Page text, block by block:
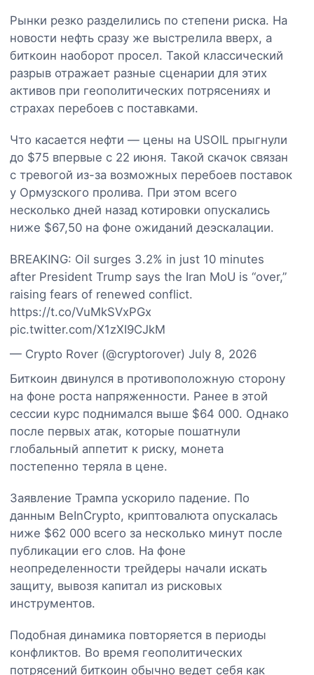
Рынки резко разделились по степени риска. На
новости нефть сразу же выстрелила вверх, а
биткоин наоборот просел. Такой классический
разрыв отражает разные сценарии для этих
активов при геополитических потрясениях и
страхах перебоев с поставками.
Что касается нефти — цены на USOIL прыгнули
до $75 впервые с 22 июня. Такой скачок связан
с тревогой из-за возможных перебоев поставок
у Ормузского пролива. При этом всего
несколько дней назад котировки опускались
ниже $67,50 на фоне ожиданий деэскалации.
BREAKING: Oil surges 3.2% in just 10 minutes
after President Trump says the Iran MoU is “over,”
raising fears of renewed conflict.
https://t.co/VuMkSVxPGx
pic.twitter.com/X1zXI9CJkM
— Crypto Rover (@cryptorover) July 8, 2026
Биткоин двинулся в противоположную сторону
на фоне роста напряженности. Ранее в этой
сессии курс поднимался выше $64 000. Однако
после первых атак, которые пошатнули
глобальный аппетит к риску, монета
постепенно теряла в цене.
Заявление Трампа ускорило падение. По
данным BeInCrypto, криптовалюта опускалась
ниже $62 000 всего за несколько минут после
публикации его слов. На фоне
неопределенности трейдеры начали искать
защиту, вывозя капитал из рисковых
инструментов.
Подобная динамика повторяется в периоды
конфликтов. Во время геополитических
потрясений биткоин обычно ведет себя как